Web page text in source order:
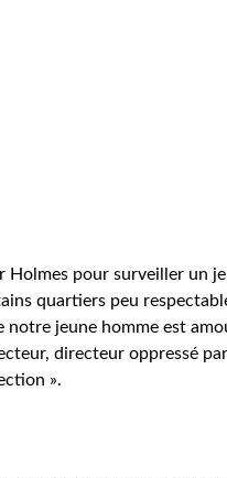
pour surveiller un
quartiers peu
jeune homme est
directeur oppressé
».